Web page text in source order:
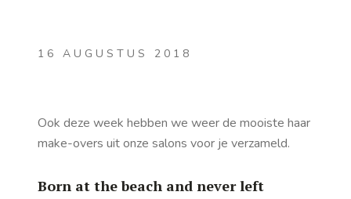
16 AUGUSTUS 2018
Ook deze week hebben we weer de mooiste haar
make-overs uit onze salons voor je verzameld.
Born at the beach and never left